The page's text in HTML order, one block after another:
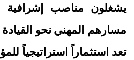
يشغلون مناصب إشرافية
مسارهم المهني نحو
تعد استثماراً استراتيجياً